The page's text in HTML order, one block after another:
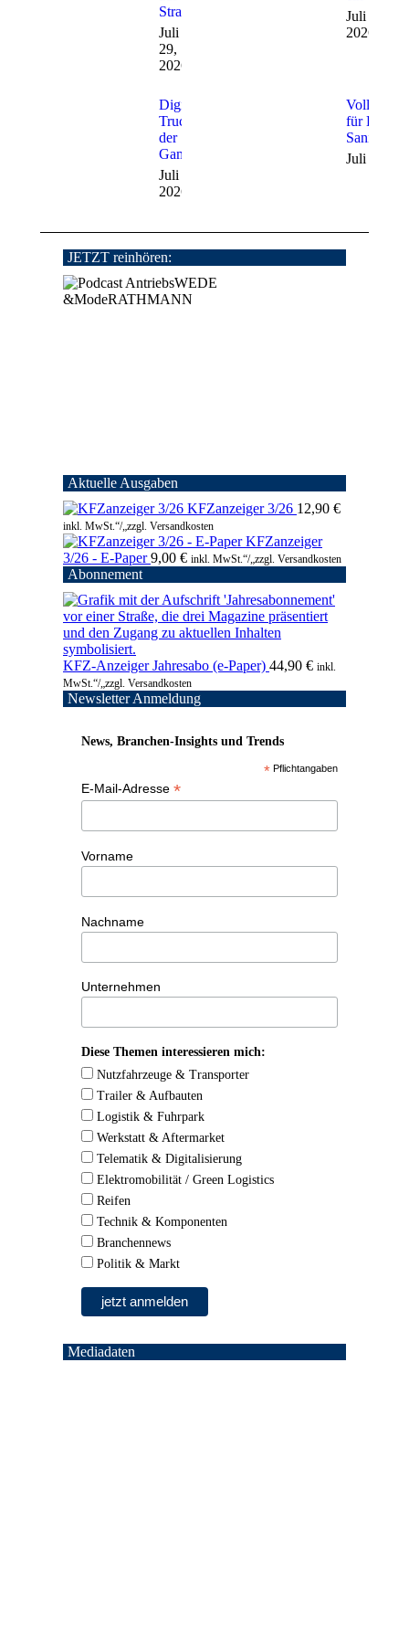
Straße
Juli
29,
2026
Juli 28,
2026
Digitale
Trucks auf
der
Gamescom
Juli 27,
2026
für BW-
Juli 24,
JETZT reinhören:
Aktuelle Ausgaben
KFZanzeiger 3/26 12,90 €
inkl. MwSt.“/„zzgl. Versandkosten
KFZanzeiger
3/26 - E-Paper 9,00 € inkl. MwSt.“/„zzgl. Versandkosten
Abonnement
KFZ-Anzeiger Jahresabo (e-Paper) 44,90 € inkl.
MwSt.“/„zzgl. Versandkosten
Newsletter Anmeldung
News, Branchen-Insights und Trends
* Pflichtangaben
E-Mail-Adresse *
Vorname
Nachname
Unternehmen
Diese Themen interessieren mich:
Nutzfahrzeuge & Transporter
Trailer & Aufbauten
Logistik & Fuhrpark
Werkstatt & Aftermarket
Telematik & Digitalisierung
Elektromobilität / Green Logistics
Reifen
Technik & Komponenten
Branchennews
Politik & Markt
Mediadaten